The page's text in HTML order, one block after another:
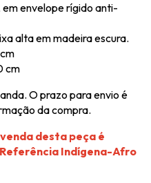
em envelope rígido anti-
alta em madeira escura.
cm
O prazo para envio é
da compra.
desta peça é
Indígena-Afro